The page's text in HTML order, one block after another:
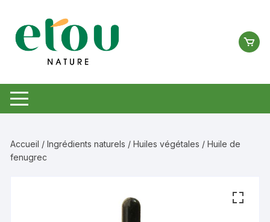
contenu
Accueil /Ingrédients naturels /Huiles végétales / Huile de
fenugrec